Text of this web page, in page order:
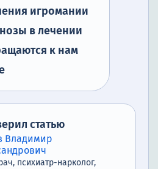
игромании
в лечении
к нам
статью
Владимир
психиатр-нарколог,